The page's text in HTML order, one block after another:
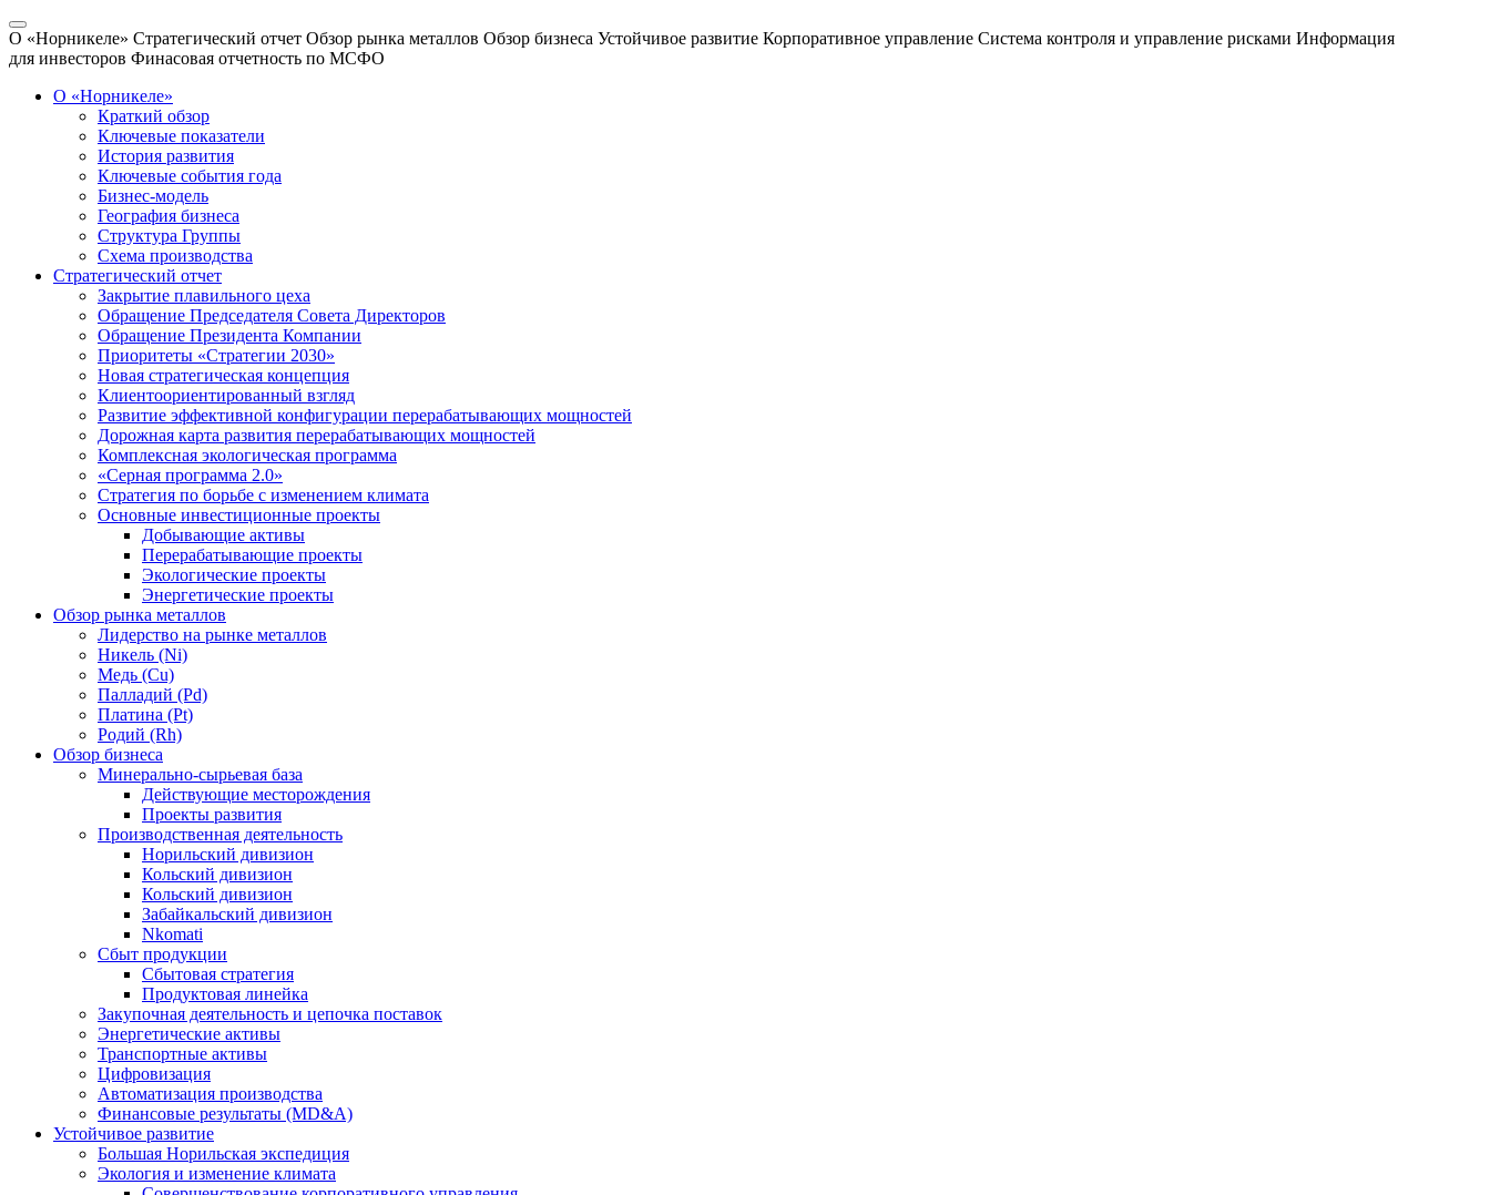
О «Норникеле» Стратегический отчет Обзор рынка металлов Обзор бизнеса Устойчивое развитие Корпоративное управление Система контроля и управление рисками Информация
для инвесторов Финасовая отчетность по МСФО
О «Норникеле»
Краткий обзор
Ключевые показатели
История развития
Ключевые события года
Бизнес-модель
География бизнеса
Структура Группы
Схема производства
Стратегический отчет
Закрытие плавильного цеха
Обращение Председателя Совета Директоров
Обращение Президента Компании
Приоритеты «Стратегии 2030»
Новая стратегическая концепция
Клиентоориентированный взгляд
Развитие эффективной конфигурации перерабатывающих мощностей
Дорожная карта развития перерабатывающих мощностей
Комплексная экологическая программа
«Серная программа 2.0»
Стратегия по борьбе с изменением климата
Основные инвестиционные проекты
Добывающие активы
Перерабатывающие проекты
Экологические проекты
Энергетические проекты
Обзор рынка металлов
Лидерство на рынке металлов
Никель (Ni)
Медь (Cu)
Палладий (Pd)
Платина (Pt)
Родий (Rh)
Обзор бизнеса
Минерально-сырьевая база
Действующие месторождения
Проекты развития
Производственная деятельность
Норильский дивизион
Кольский дивизион
Кольский дивизион
Забайкальский дивизион
Nkomati
Сбыт продукции
Сбытовая стратегия
Продуктовая линейка
Закупочная деятельность и цепочка поставок
Энергетические активы
Транспортные активы
Цифровизация
Автоматизация производства
Финансовые результаты (MD&A)
Устойчивое развитие
Большая Норильская экспедиция
Экология и изменение климата